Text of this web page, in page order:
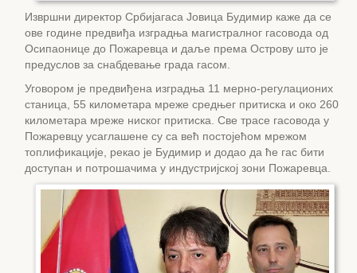
Извршни директор Србијагаса Јовица Будимир каже да се
ове године предвиђа изградња магистралног гасовода од
Осипаонице до Пожаревца и даље према Острову што је
предуслов за снабдевање града гасом.
Уговором је предвиђена изградња 11 мерно-регулационих
станица, 55 километара мреже средњег притиска и око 260
километара мреже ниског притиска. Све трасе гасовода у
Пожаревцу усаглашене су са већ постојећом мрежом
топлификације, рекао је Будимир и додао да ће гас бити
доступан и потрошачима у индустријској зони Пожаревца.